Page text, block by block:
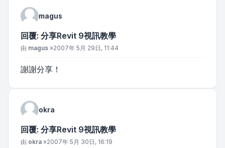
magus
回覆: 分享Revit 9視訊教學
文章
由 magus »2007年 5月 29日, 11:44
謝謝分享！
okra
回覆: 分享Revit 9視訊教學
文章
由 okra »2007年 5月 30日, 16:19